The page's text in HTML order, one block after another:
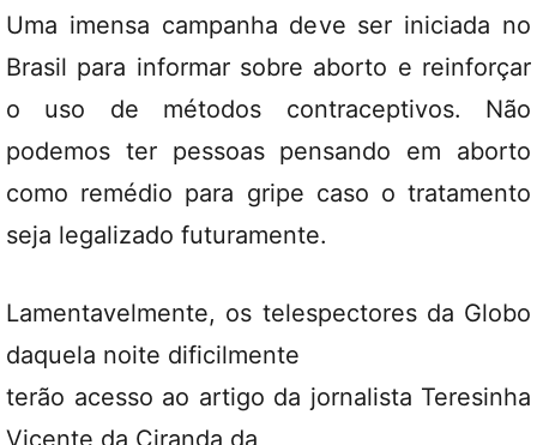
Uma imensa campanha deve ser iniciada no
Brasil para informar sobre aborto e reinforçar
o uso de métodos contraceptivos. Não
podemos ter pessoas pensando em aborto
como remédio para gripe caso o tratamento
seja legalizado futuramente.
Lamentavelmente, os telespectores da Globo
daquela noite dificilmente
terão acesso ao artigo da jornalista Teresinha
Vicente da Ciranda da